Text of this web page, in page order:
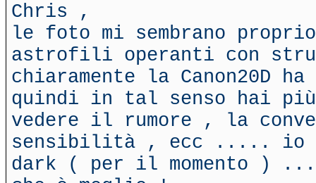
Chris ,
le foto mi sembrano
astrofili operanti con
chiaramente la
quindi in tal senso hai
vedere il rumore , la
sensibilità , ecc ..... io
dark ( per il momento )